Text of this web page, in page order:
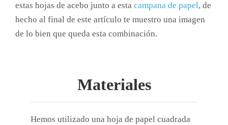
estas hojas de acebo junto a esta campana de papel, de
hecho al final de este artículo te muestro una imagen
de lo bien que queda esta combinación.
Materiales
Hemos utilizado una hoja de papel cuadrada